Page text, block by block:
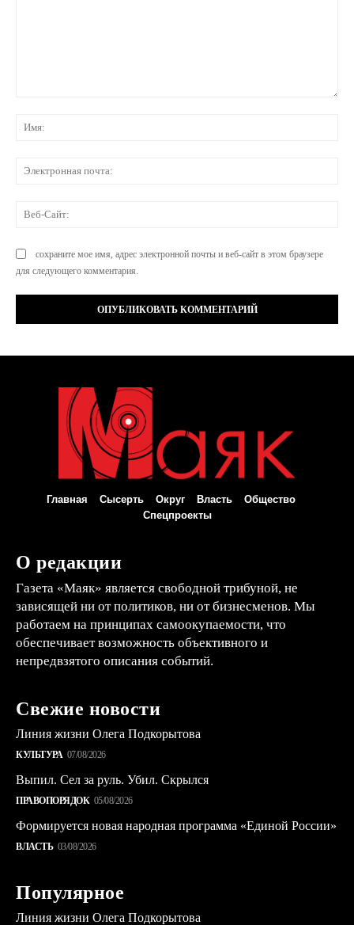
сохраните мое имя, адрес электронной почты и веб-сайт в этом браузере
для следующего комментария.
Главная Сысерть Округ Власть
Общество
Спецпроекты
О редакции
Газета «Маяк» является свободной трибуной, не
зависящей ни от политиков, ни от бизнесменов. Мы
работаем на принципах самоокупаемости, что
обеспечивает возможность объективного и
непредвзятого описания событий.
Свежие новости
Линия жизни Олега Подкорытова
КУЛЬТУРА 07/08/2026
Выпил. Сел за руль. Убил. Скрылся
ПРАВОПОРЯДОК 05/08/2026
Формируется новая народная программа «Единой России»
ВЛАСТЬ 03/08/2026
Популярное
Линия жизни Олега Подкорытова